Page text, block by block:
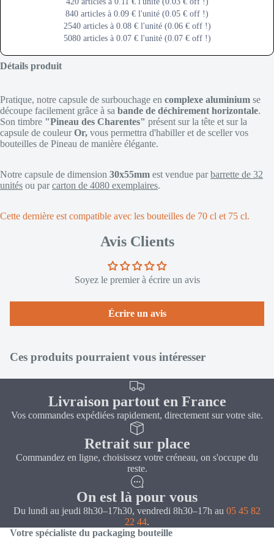
840 articles à 0.09 € l'unité (0.05 € off !)
2540 articles à 0.08 € l'unité (0.06 € off !)
5080 articles à 0.07 € l'unité (0.07 € off !)
Détails produit
Pratique, notre capsule de surbouchage en complexe aluminium se
découpe facilement grâce à sa bande de déchirement horizontale.
Son timbre "Pineau des Charentes" présent sur la tête et sur la
capsule de couleurOr, vous permettra d'habiller et de sceller vos
bouteilles de Pineau de manière élégante.
Notre capsule de dimension 30x55mm est vendue par barrette de 32
unités ou par carton de 4080 exemplaires.
Cette dernière est compatible avec les bouteilles de 70 cl et 75 cl.
Avis Clients
Soyez le premier à écrire un avis
Écrire un avis
Ces produits pourraient vous intéresser
Livraison partout en France
Vos commandes expédiées rapidement, directement sur votre site.
Retrait sur place
Commandez en ligne, choisissez votre créneau, on s'occupe du
reste.
On est là pour vous
Du lundi au jeudi 8h30–17h30, vendredi 8h30–17h au 05 45 82
22 44.
Votre spécialiste du packaging bouteille